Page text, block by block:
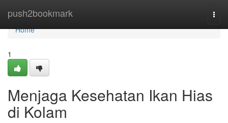
push2bookmark
Home
Home
1
Menjaga Kesehatan Ikan Hias
di Kolam